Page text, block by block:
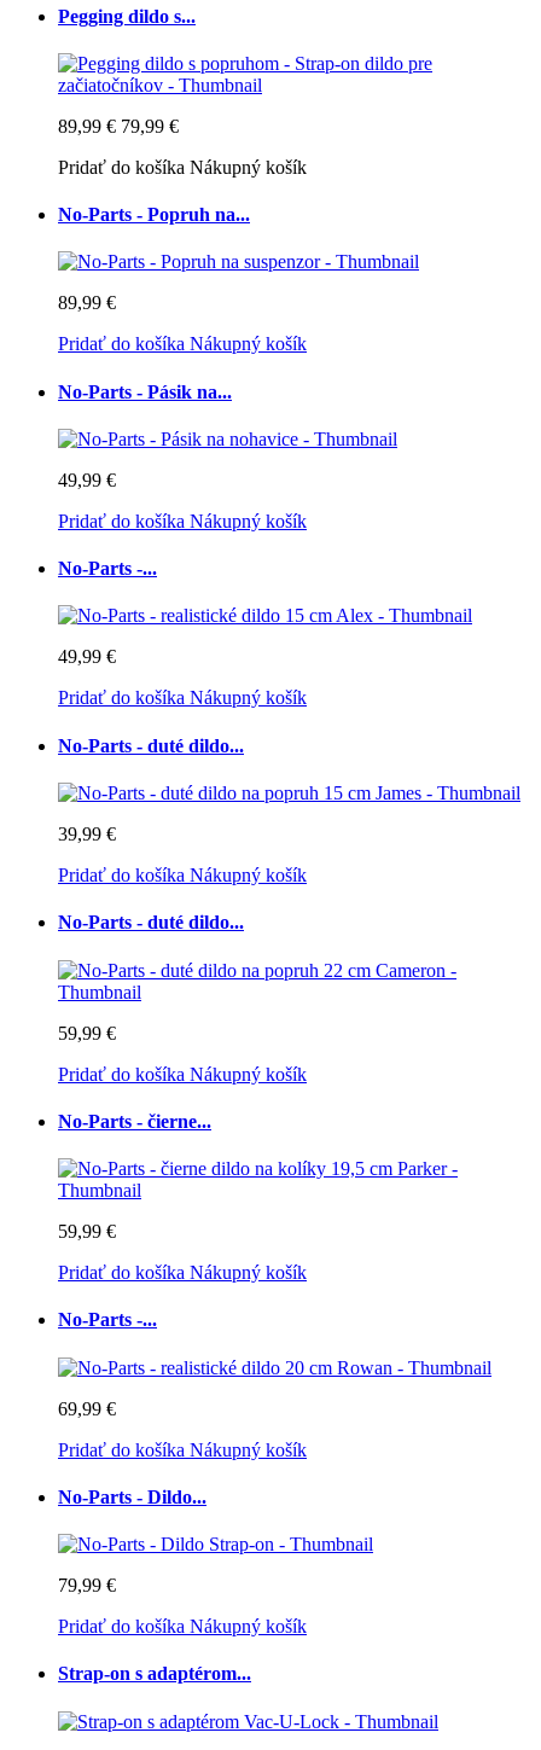
Pegging dildo s...
89,99 € 79,99 €
Pridať do košíka Nákupný košík
No-Parts - Popruh na...
89,99 €
Pridať do košíka Nákupný košík
No-Parts - Pásik na...
49,99 €
Pridať do košíka Nákupný košík
No-Parts -...
49,99 €
Pridať do košíka Nákupný košík
No-Parts - duté dildo...
39,99 €
Pridať do košíka Nákupný košík
No-Parts - duté dildo...
59,99 €
Pridať do košíka Nákupný košík
No-Parts - čierne...
59,99 €
Pridať do košíka Nákupný košík
No-Parts -...
69,99 €
Pridať do košíka Nákupný košík
No-Parts - Dildo...
79,99 €
Pridať do košíka Nákupný košík
Strap-on s adaptérom...